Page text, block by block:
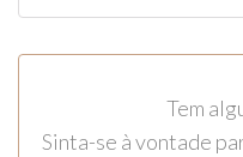
Tem
Sinta-se à vontade